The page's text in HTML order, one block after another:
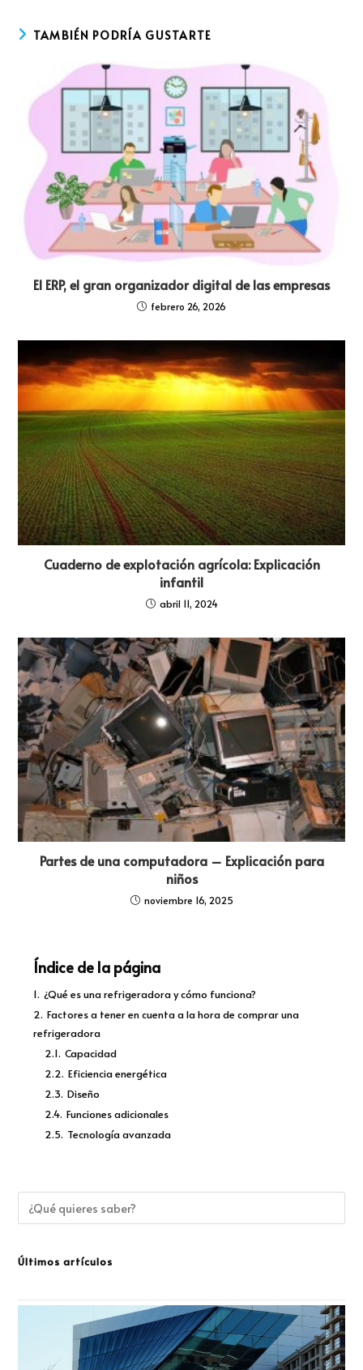
TAMBIÉN PODRÍA GUSTARTE
El ERP, el gran organizador digital de las empresas
febrero 26, 2026
Cuaderno de explotación agrícola: Explicación
infantil
abril 11, 2024
Partes de una computadora – Explicación para
niños
noviembre 16, 2025
Índice de la página
1. ¿Qué es una refrigeradora y cómo funciona?
2. Factores a tener en cuenta a la hora de comprar una
refrigeradora
2.1. Capacidad
2.2. Eficiencia energética
2.3. Diseño
2.4. Funciones adicionales
2.5. Tecnología avanzada
Últimos artículos